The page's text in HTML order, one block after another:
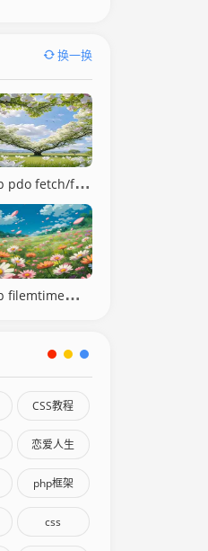
换一换
php pdo fetch/fetchAll
php filemtime修改时间
CSS教程
恋爱人生
php框架
css